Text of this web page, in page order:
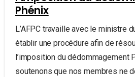
Phénix
L’AFPC travaille avec le ministre
établir une procédure afin de
l’imposition du dédommagement
soutenons que nos membres ne